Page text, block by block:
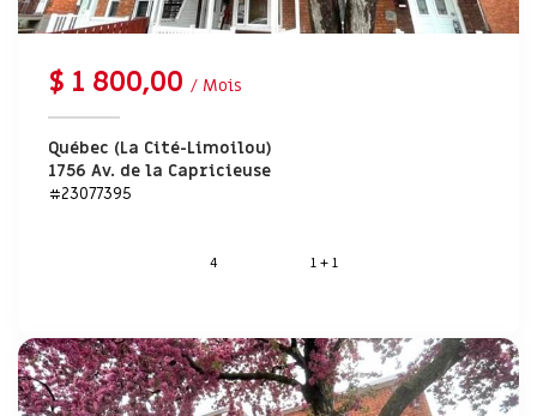
$ 1 800,00 / Mois
Québec (La Cité-Limoilou)
1756 Av. de la Capricieuse
#23077395
4 1 + 1